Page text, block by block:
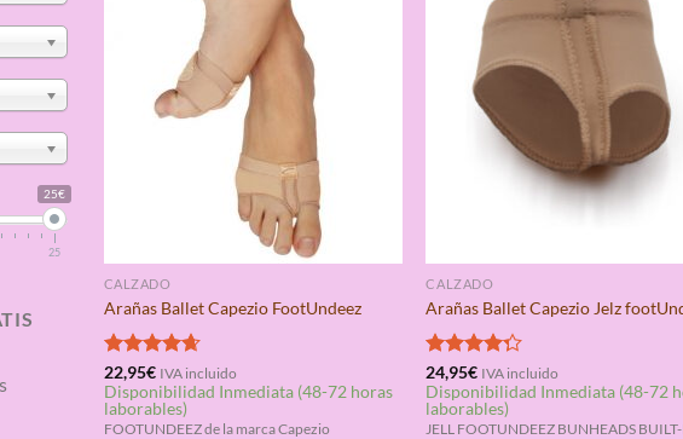
25€
25
CALZADO
Arañas Ballet Capezio FootUndeez
Valorado
con4.67
de 5
22,95€ IVA incluido
Disponibilidad Inmediata (48-72 horas
laborables)
FOOTUNDEEZ de la marca Capezio
CALZADO
Arañas Ballet Capezio Jelz
Valorado
con4.25
de 5
24,95€ IVA incluido
Disponibilidad Inmediata (48-72
laborables)
JELL FOOTUNDEEZ BUNHEADS